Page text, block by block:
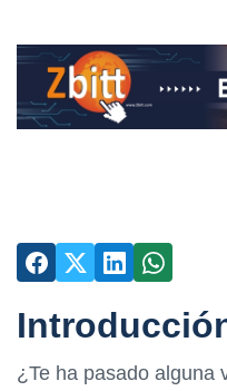
¿Te ha pasado alguna